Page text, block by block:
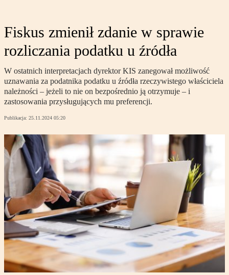
Fiskus zmienił zdanie w sprawie
rozliczania podatku u źródła
W ostatnich interpretacjach dyrektor KIS zanegował możliwość
uznawania za podatnika podatku u źródła rzeczywistego właściciela
należności – jeżeli to nie on bezpośrednio ją otrzymuje – i
zastosowania przysługujących mu preferencji.
Publikacja: 25.11.2024 05:20